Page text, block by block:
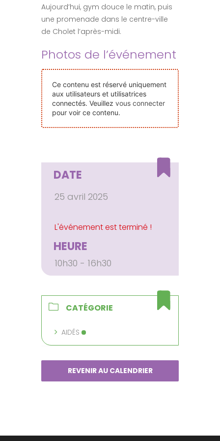
Nos Événements
Devenir Bénévole
Faire Un Don
Aujourd’hui, gym douce le matin, puis
une promenade dans le centre-ville
de Cholet l’après-midi.
Photos de l’événement
Ce contenu est réservé uniquement
aux utilisateurs et utilisatrices
connectés. Veuillez vous connecter
pour voir ce contenu.
DATE
25 avril 2025
HEURE
10h30 - 16h30
CATÉGORIE
AIDÉS
REVENIR AU CALENDRIER